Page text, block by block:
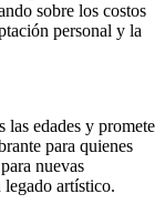
sobre los costos
personal y la
las edades y promete
para quienes
nuevas
legado artístico.